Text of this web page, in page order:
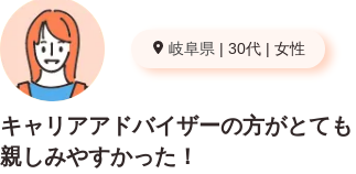
岐阜県 | 30代 | 女性
キャリアアドバイザーの方がとても
親しみやすかった！